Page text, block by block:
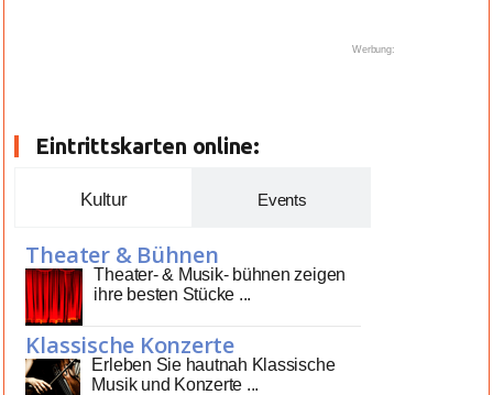
Werbung:
Eintrittskarten online:
Kultur Events
Theater & Bühnen
Theater- & Musik- bühnen zeigen
ihre besten Stücke ...
Klassische Konzerte
Erleben Sie hautnah Klassische
Musik und Konzerte ...